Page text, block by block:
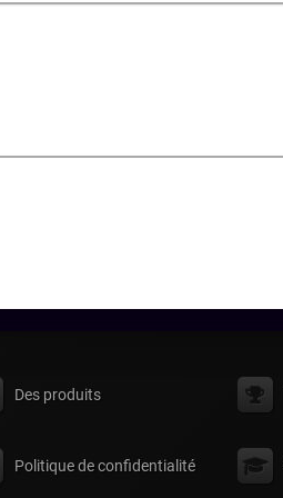
Des produits
Politique de confidentialité